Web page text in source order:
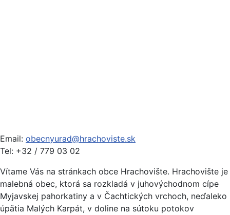
Email: obecnyurad@hrachoviste.sk
Tel: +32 / 779 03 02
Vítame Vás na stránkach obce Hrachovište. Hrachovište je
malebná obec, ktorá sa rozkladá v juhovýchodnom cípe
Myjavskej pahorkatiny a v Čachtických vrchoch, neďaleko
úpätia Malých Karpát, v doline na sútoku potokov